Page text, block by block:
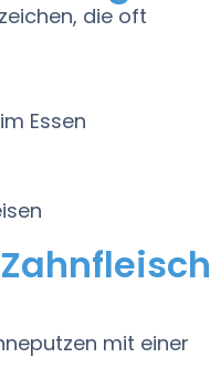
die oft
Essen
mit einer